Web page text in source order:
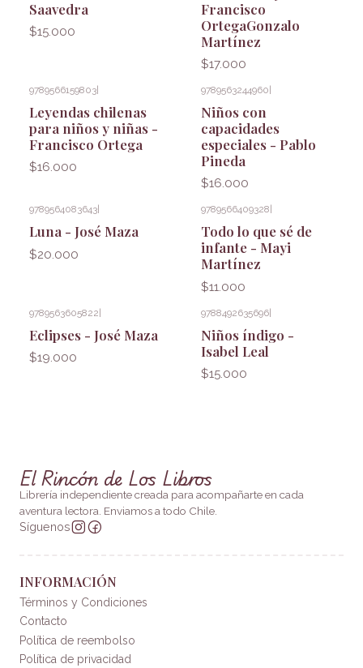
Saavedra
$15.000
Francisco
OrtegaGonzalo
Martínez
$17.000
9789566159803|
Leyendas chilenas
para niños y niñas -
Francisco Ortega
$16.000
9789563244960|
Niños con
capacidades
especiales - Pablo
Pineda
$16.000
9789564083643
Luna - José Maza
$20.000
9789566409328
Todo lo que sé de
infante - Mayi
Martínez
$11.000
9789563605822|
Eclipses - José Maza
$19.000
9788492635696|
Niños índigo -
Isabel Leal
$15.000
El Rincón de Los Libros
Librería independiente creada para acompañarte en cada
aventura lectora. Enviamos a todo Chile.
Síguenos
INFORMACIÓN
Términos y Condiciones
Contacto
Política de reembolso
Política de privacidad